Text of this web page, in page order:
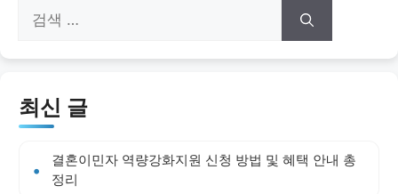
최신 글
결혼이민자 역량강화지원 신청 방법 및 혜택 안내 총
정리